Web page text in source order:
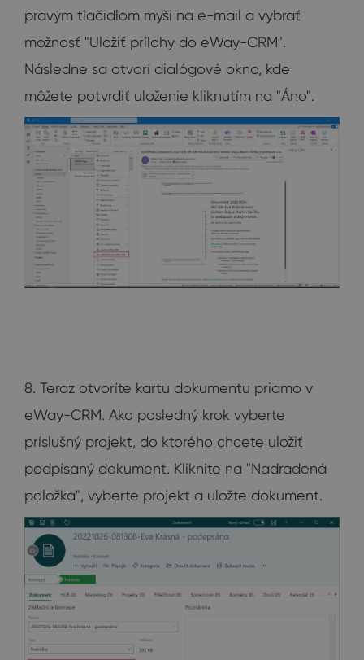
pravým tlačidlom myši na e-mail a vybrať
možnosť "Uložiť prílohy do eWay-CRM".
Následne sa otvorí dialógové okno, kde
môžete potvrdiť uloženie kliknutím na "Áno".
8. Teraz otvoríte kartu dokumentu priamo v
eWay-CRM. Ako posledný krok vyberte
príslušný projekt, do ktorého chcete uložiť
podpísaný dokument. Kliknite na "Nadradená
položka", vyberte projekt a uložte dokument.